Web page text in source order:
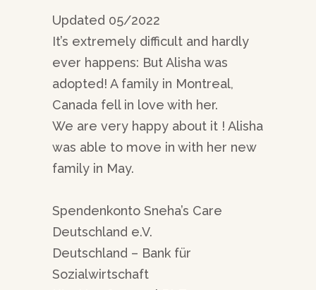
Updated 05/2022
It’s extremely difficult and hardly
ever happens: But Alisha was
adopted! A family in Montreal,
Canada fell in love with her.
We are very happy about it ! Alisha
was able to move in with her new
family in May.
Spendenkonto Sneha’s Care
Deutschland e.V.
Deutschland – Bank für
Sozialwirtschaft